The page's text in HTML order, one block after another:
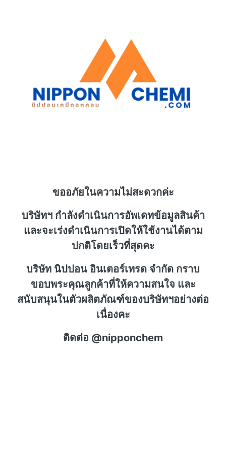
ขออภัยในความไม่สะดวกค่ะ
บริษัทฯ กำลังดำเนินการอัพเดทข้อมูลสินค้า
และจะเร่งดำเนินการเปิดให้ใช้งานได้ตาม
ปกติโดยเร็วที่สุดคะ
บริษัท นิปปอน อินเตอร์เทรด จำกัด กราบ
ขอบพระคุณลูกค้าที่ให้ความสนใจ และ
สนับสนุนในตัวผลิตภัณฑ์ของบริษัทฯอย่างต่อ
เนื่องคะ
ติดต่อ @nipponchem